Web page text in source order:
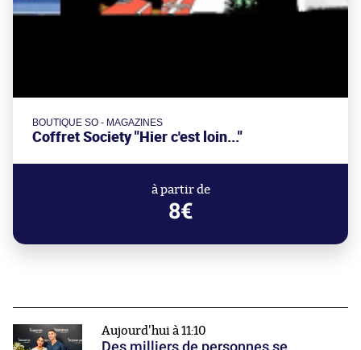
BOUTIQUE SO - MAGAZINES
Coffret Society "Hier c'est loin..."
à partir de
8€
Aujourd'hui à 11:10
Des milliers de personnes se